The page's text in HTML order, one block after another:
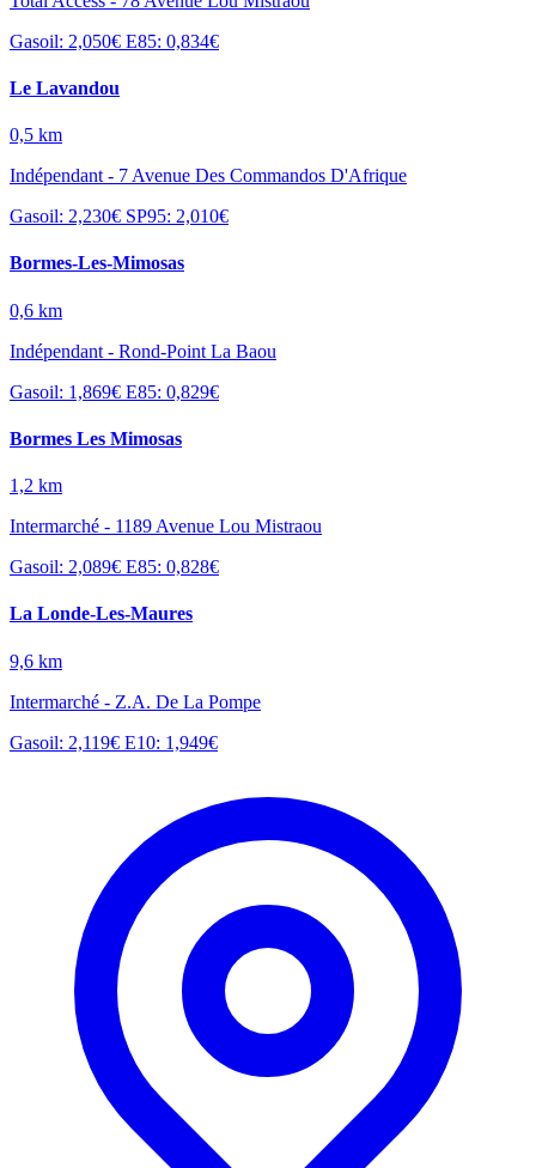
Gasoil: 2,050€ E85: 0,834€
Le Lavandou
0,5 km
Indépendant - 7 Avenue Des Commandos D'Afrique
Gasoil: 2,230€ SP95: 2,010€
Bormes-Les-Mimosas
0,6 km
Indépendant - Rond-Point La Baou
Gasoil: 1,869€ E85: 0,829€
Bormes Les Mimosas
1,2 km
Intermarché - 1189 Avenue Lou Mistraou
Gasoil: 2,089€ E85: 0,828€
La Londe-Les-Maures
9,6 km
Intermarché - Z.A. De La Pompe
Gasoil: 2,119€ E10: 1,949€